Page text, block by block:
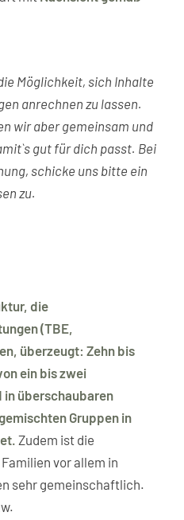
Möglichkeit, sich Inhalte
anrechnen zu lassen.
wir aber gemeinsam und
gut für dich passt. Bei
schicke uns bitte ein
zu.
die
(TBE,
überzeugt: Zehn bis
ein bis zwei
in überschaubaren
Gruppen in
Zudem ist die
vor allem in
sehr gemeinschaftlich.